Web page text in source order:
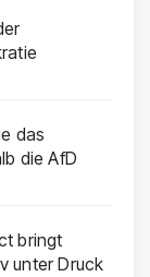
das
die AfD
bringt
unter Druck